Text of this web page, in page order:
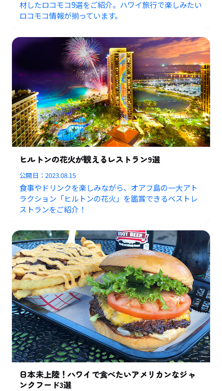
材したロコモコ9選をご紹介。ハワイ旅行で楽しみたい
ロコモコ情報が揃っています。
ヒルトンの花火が観えるレストラン9選
公開日：2023.08.15
食事やドリンクを楽しみながら、オアフ島の一大アト
ラクション「ヒルトンの花火」を鑑賞できるベストレ
ストランをご紹介！
日本未上陸！ハワイで食べたいアメリカンなジャ
ンクフード3選